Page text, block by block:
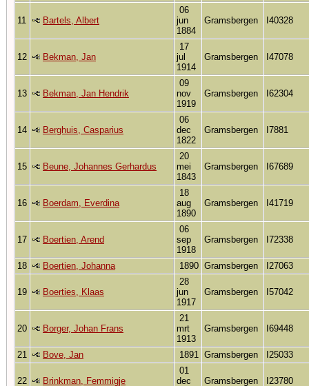
11 Bartels, Albert
06
jun
1884
Gramsbergen I40328
12 Bekman, Jan
17
jul
1914
Gramsbergen I47078
13 Bekman, Jan Hendrik
09
nov
1919
Gramsbergen I62304
14 Berghuis, Casparius
06
dec
1822
Gramsbergen I7881
15 Beune, Johannes Gerhardus
20
mei
1843
Gramsbergen I67689
16 Boerdam, Everdina
18
aug
1890
Gramsbergen I41719
17 Boertien, Arend
06
sep
1918
Gramsbergen I72338
18 Boertien, Johanna 1890 Gramsbergen I27063
19 Boerties, Klaas
28
jun
1917
Gramsbergen I57042
20 Borger, Johan Frans
21
mrt
1913
Gramsbergen I69448
21 Bove, Jan 1891 Gramsbergen I25033
22 Brinkman, Femmigje
01
dec
Gramsbergen I23780